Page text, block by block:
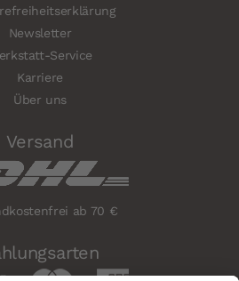
Newsletter
Service
Karriere
Über uns
Versand
ab 70 €